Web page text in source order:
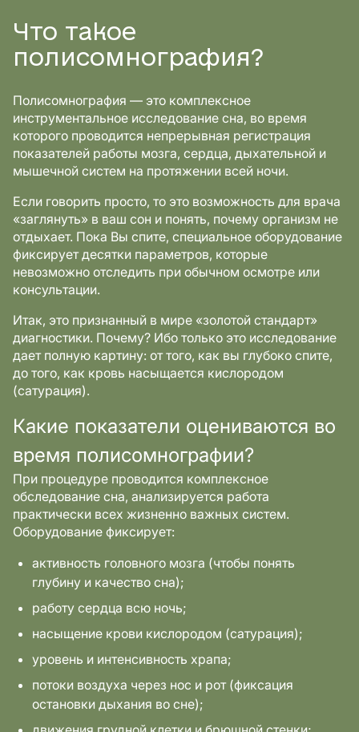
Что такое
полисомнография?
Полисомнография — это комплексное
инструментальное исследование сна, во время
которого проводится непрерывная регистрация
показателей работы мозга, сердца, дыхательной и
мышечной систем на протяжении всей ночи.
Если говорить просто, то это возможность для врача
«заглянуть» в ваш сон и понять, почему организм не
отдыхает. Пока Вы спите, специальное оборудование
фиксирует десятки параметров, которые
невозможно отследить при обычном осмотре или
консультации.
Итак, это признанный в мире «золотой стандарт»
диагностики. Почему? Ибо только это исследование
дает полную картину: от того, как вы глубоко спите,
до того, как кровь насыщается кислородом
(сатурация).
Какие показатели оцениваются во
время полисомнографии?
При процедуре проводится комплексное
обследование сна, анализируется работа
практически всех жизненно важных систем.
Оборудование фиксирует:
активность головного мозга (чтобы понять
глубину и качество сна);
работу сердца всю ночь;
насыщение крови кислородом (сатурация);
уровень и интенсивность храпа;
потоки воздуха через нос и рот (фиксация
остановки дыхания во сне);